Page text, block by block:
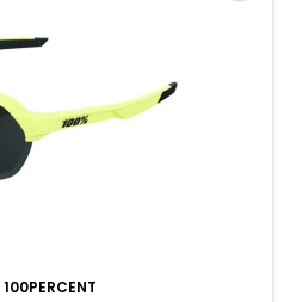
100PERCENT